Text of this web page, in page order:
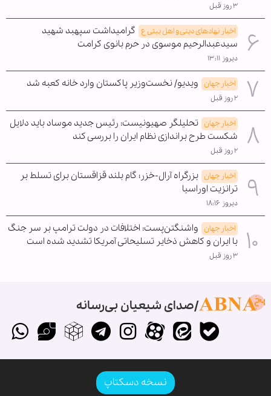
۳ روز قبل
اخبار نهادهای دینی و اهل بیتی ع گرامیداشت سپهبد شهید
سیدعبدالرحیم موسوی در حرم بانوی کرامت
دیروز ۱۳:۱۱
اخبار جهان ویدیو/ نخست‌وزیر پاکستان وارد خانه کعبه شد
۲ روز قبل
اخبار جهان تحلیلگر صهیونیست: رئیس جدید موساد باید دلایل
شکست طرح براندازی نظام ایران را بررسی کند
۲ روز قبل
اخبار جهان بزرگراه آرال-خزر؛ گام بلند قزاقستان برای تسلط بر
ترانزیت اوراسیا
دیروز ۱۸:۱۶
اخبار جهان واشنگتن‌پست: اختلافات در دولت ترامپ بر سر جنگ
با ایران و کاهش ذخایر تسلیحاتی آمریکا تشدید شده است
۳ روز قبل
صدای شیعیان بی‌رسانه
نسخه دسکتاپ